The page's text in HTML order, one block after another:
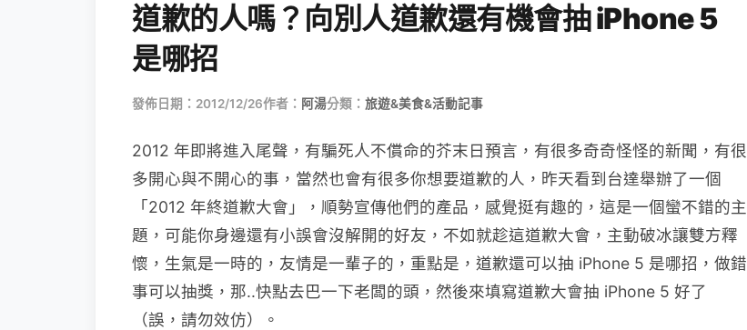
道歉的人嗎？向別人道歉還有機會抽 iPhone 5
是哪招
發佈日期：2012/12/26作者： 阿湯分類： 旅遊&美食&活動記事
2012 年即將進入尾聲，有騙死人不償命的芥末日預言，有很多奇奇怪怪的新聞，有很
多開心與不開心的事，當然也會有很多你想要道歉的人，昨天看到台達舉辦了一個
「2012 年終道歉大會」，順勢宣傳他們的產品，感覺挺有趣的，這是一個蠻不錯的主
題，可能你身邊還有小誤會沒解開的好友，不如就趁這道歉大會，主動破冰讓雙方釋
懷，生氣是一時的，友情是一輩子的，重點是，道歉還可以抽 iPhone 5 是哪招，做錯
事可以抽獎，那..快點去巴一下老闆的頭，然後來填寫道歉大會抽 iPhone 5 好了
（誤，請勿效仿）。